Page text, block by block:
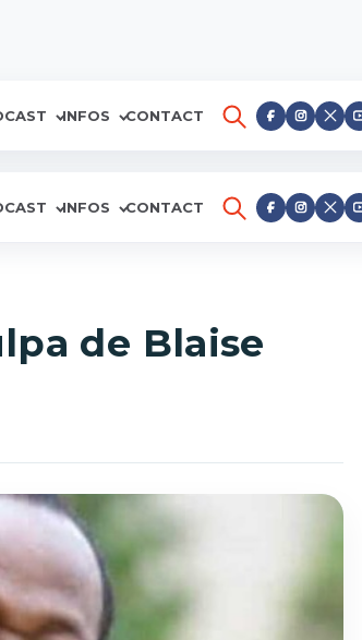
INFOS CONTACT
INFOS CONTACT
de Blaise